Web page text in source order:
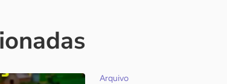
Arquivo